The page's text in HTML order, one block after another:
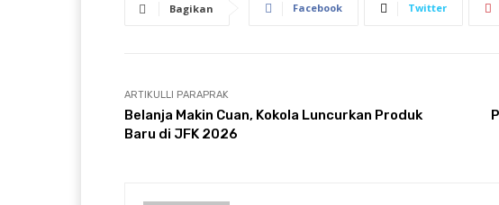
Bagikan Facebook Twitter
ARTIKULLI PARAPRAK
Belanja Makin Cuan, Kokola Luncurkan Produk
Baru di JFK 2026